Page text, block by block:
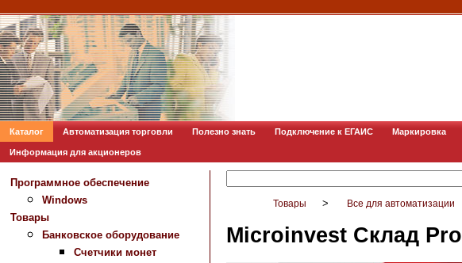
Каталог Автоматизация торговли Полезно знать Подключение к ЕГАИС Маркировка
Информация для акционеров
Программное обеспечение
Windows
Товары
Банковское оборудование
Счетчики монет
Товары > Все для автоматизации
Microinvest Склад Pro